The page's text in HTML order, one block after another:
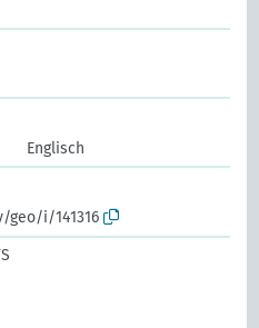
Englisch
geo/i/141316